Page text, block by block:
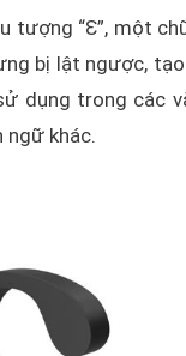
tượng “Ɛ”, một
bị lật ngược,
dụng trong các
ngữ khác.